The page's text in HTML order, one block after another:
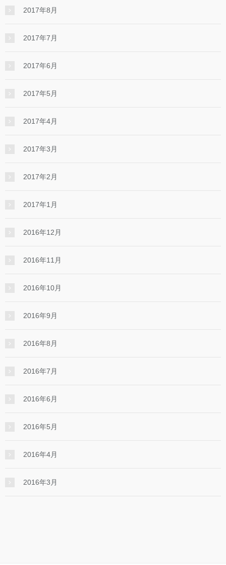
2017年8月
2017年7月
2017年6月
2017年5月
2017年4月
2017年3月
2017年2月
2017年1月
2016年12月
2016年11月
2016年10月
2016年9月
2016年8月
2016年7月
2016年6月
2016年5月
2016年4月
2016年3月